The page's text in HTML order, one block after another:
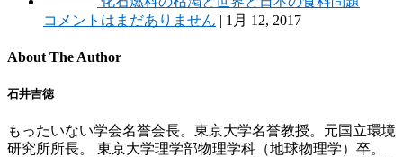
コメントはまだありません | 1月 12, 2017
About The Author
石井吉徳
もったいない学会名誉会長。東京大学名誉教授。元国立環境
研究所所長。 東京大学理学部物理学科（地球物理学）卒。